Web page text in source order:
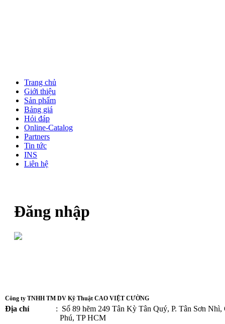
Trang chủ
Giới thiệu
Sản phẩm
Bảng giá
Hỏi đáp
Online-Catalog
Partners
Tin tức
INS
Liên hệ
Đăng nhập
Công ty TNHH TM DV Kỹ Thuật CAO VIỆT CƯỜNG
Địa chỉ : Số 89 hẽm 249 Tân Kỳ Tân Quý, P. Tân Sơn Nhì,
Phú, TP HCM